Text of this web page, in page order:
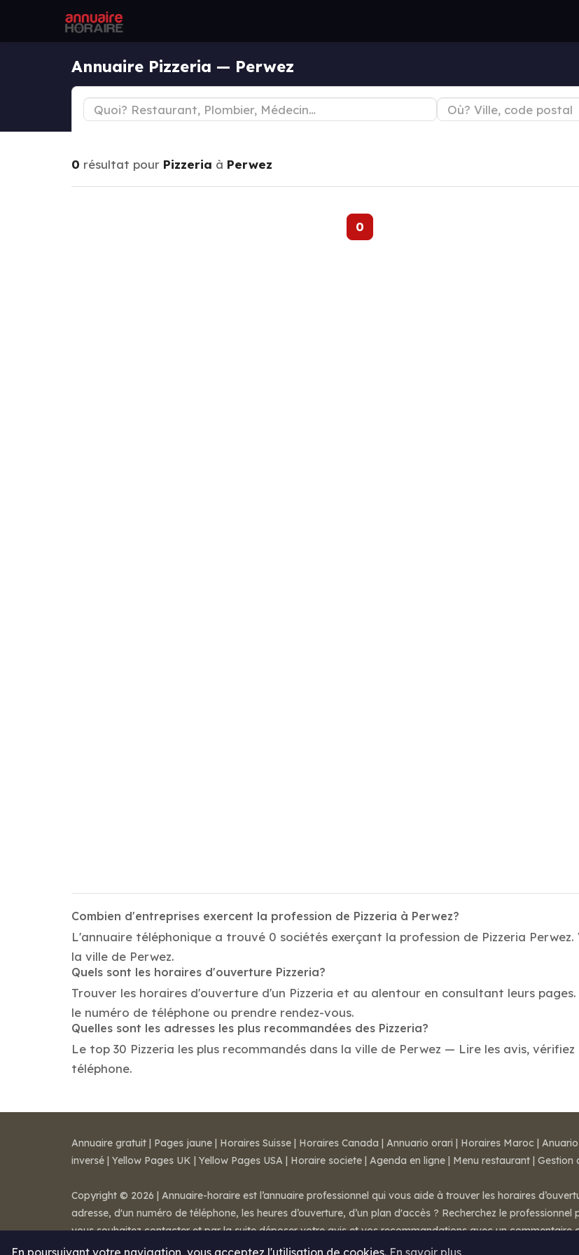
Annuaire Pizzeria — Perwez
0 résultat pour Pizzeria à Perwez
0
Combien d'entreprises exercent la profession de Pizzeria à Perwez?
L'annuaire téléphonique a trouvé 0 sociétés exerçant la profession de Pizzeria
la ville de Perwez.
Quels sont les horaires d'ouverture Pizzeria?
Trouver les horaires d'ouverture d'un Pizzeria et au alentour en consultant leurs pages.
le numéro de téléphone ou prendre rendez-vous.
Quelles sont les adresses les plus recommandées des Pizzeria?
Le top 30 Pizzeria les plus recommandés dans la ville de Perwez — Lire les avis,
téléphone.
En poursuivant votre navigation, vous acceptez l'utilisation de cookies. En savoir plus
Annuaire gratuit | Pages jaune | Horaires Suisse | Horaires Canada | Annuario orari | Horaires Maroc |
inversé | Yellow Pages UK | Yellow Pages USA | Horaire societe | Agenda en ligne | Menu restaurant | Gestion
Copyright © 2026 | Annuaire-horaire est l’annuaire professionnel qui vous aide à trouver les horaires
adresse, d'un numéro de téléphone, les heures d’ouverture, d’un plan d'accès ? Recherchez le
vous souhaitez contacter et par la suite déposer votre avis et vos recommandations avec un commentaire
Mentions légales-Conditions de ventes- Contact